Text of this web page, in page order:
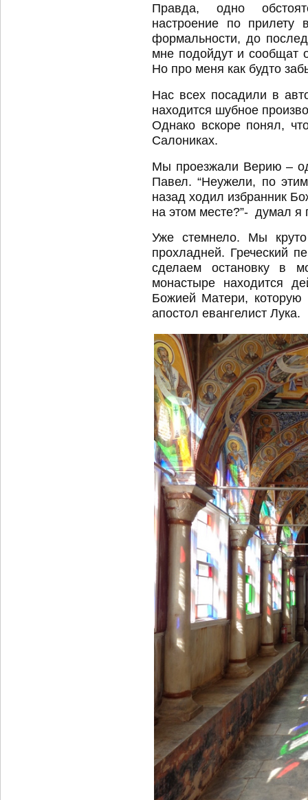
Правда, одно
настроение по прилету
формальности, до
мне подойдут и сообщат
Но про меня как будто
Нас всех посадили в
находится шубное
Однако вскоре понял,
Салониках.
Мы проезжали Верию –
Павел. “Неужели, по
назад ходил избранник
на этом месте?”- думал я
Уже стемнело. Мы
прохладней. Греческий
сделаем остановку в
монастыре находится
Божией Матери,
апостол евангелист Лука.